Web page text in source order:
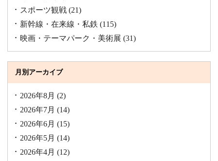
スポーツ観戦 (21)
新幹線・在来線・私鉄 (115)
映画・テーマパーク・美術展 (31)
月別アーカイブ
2026年8月 (2)
2026年7月 (14)
2026年6月 (15)
2026年5月 (14)
2026年4月 (12)